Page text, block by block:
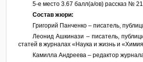
5-е место 3.67 балл(а/ов) рассказ №
Состав жюри:
Григорий Панченко – писатель,
Леонид Ашкинази – писатель,
статей в журналах «Наука и жизнь и
Камилла Андреева – редактор